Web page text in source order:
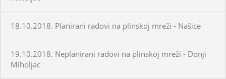
18.10.2018. Planirani radovi na plinskoj mreži - Našice
19.10.2018. Neplanirani radovi na plinskoj mreži - Donji
Miholjac